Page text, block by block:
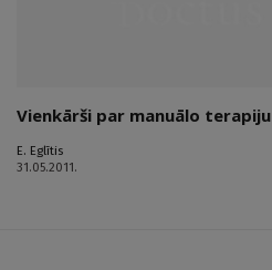
Vienkārši par manuālo terapiju
E. Eglītis
31.05.2011.